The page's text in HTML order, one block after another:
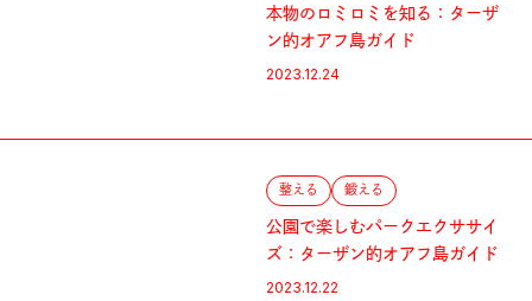
本物のロミロミを知る：ターザ
ン的オアフ島ガイド
2023.12.24
整える 鍛える
公園で楽しむパークエクササイ
ズ：ターザン的オアフ島ガイド
2023.12.22